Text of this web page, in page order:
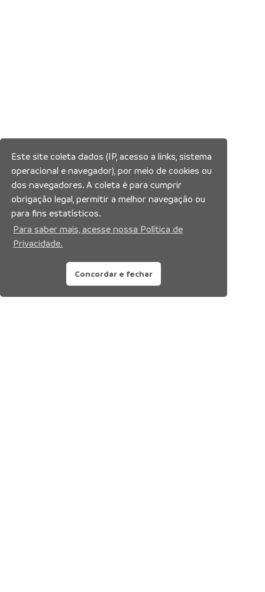
Este site coleta dados (IP, acesso a links, sistema
operacional e navegador), por meio de cookies ou
dos navegadores. A coleta é para cumprir
obrigação legal, permitir a melhor navegação ou
para fins estatísticos.
Para saber mais, acesse nossa Política de
Privacidade.
Concordar e fechar